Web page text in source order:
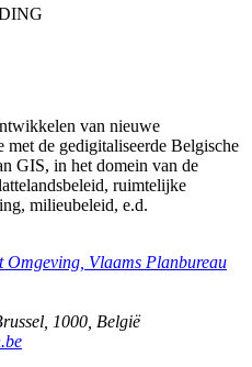
van nieuwe
met de gedigitaliseerde Belgische
GIS, in het domein van de
ruimtelijke
milieubeleid, e.d.
Omgeving, Vlaams Planbureau
1000 België